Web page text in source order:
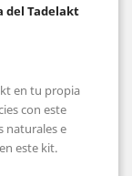
del Tadelakt
en tu propia
con este
naturales e
este kit.